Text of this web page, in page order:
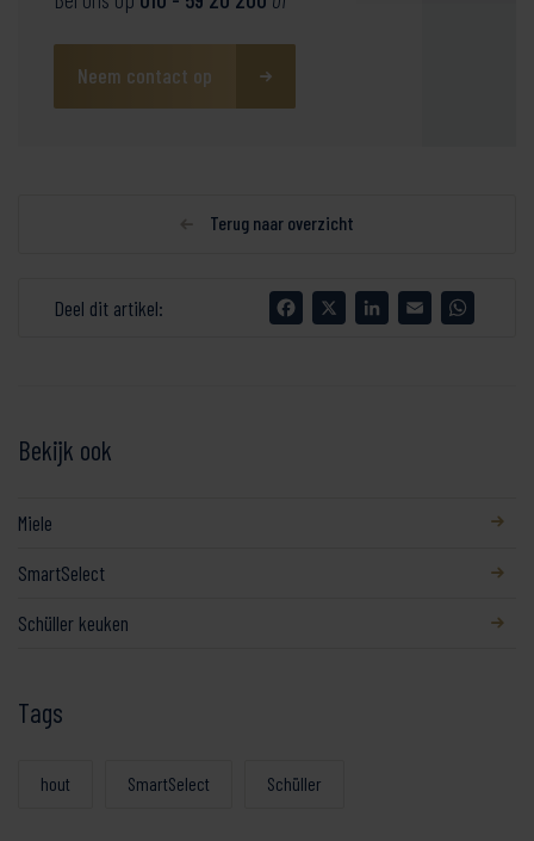
Neem contact op
Terug naar overzicht
Deel dit artikel: Facebook LinkedInEmail
Bekijk ook
Miele
SmartSelect
Schüller keuken
Tags
hout SmartSelect Schüller